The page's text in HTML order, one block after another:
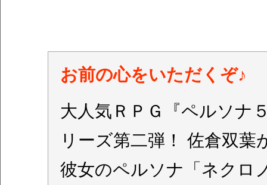
お前の心をいただくぞ♪
大人気ＲＰＧ『ペルソナ
リーズ第二弾！ 佐倉双葉
彼女のペルソナ「ネクロ